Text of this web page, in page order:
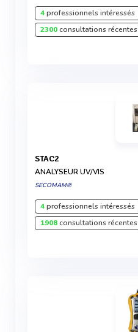
4professionnels intéressés
2300consultations récentes
STAC2
ANALYSEUR UV/VIS
SECOMAM®
4professionnels intéressés
1908consultations récentes